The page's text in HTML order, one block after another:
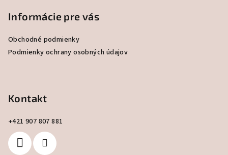
Informácie pre vás
Obchodné podmienky
Podmienky ochrany osobných údajov
Kontakt
+421 907 807 881